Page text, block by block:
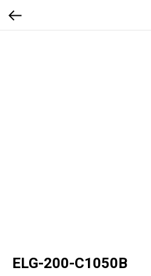
ELG-200-C1050B